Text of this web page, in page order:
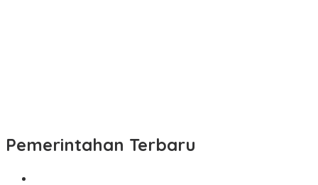
Pemerintahan Terbaru